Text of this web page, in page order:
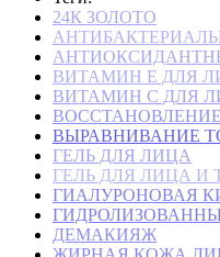
24К ЗОЛОТО
ВИТАМИН Е ДЛЯ
ВИТАМИН С ДЛЯ
ВЫРАВНИВАНИЕ
ГЕЛЬ ДЛЯ ЛИЦА
ГЕЛЬ ДЛЯ ЛИЦА И
ГИАЛУРОНОВАЯ
ДЕМАКИЯЖ